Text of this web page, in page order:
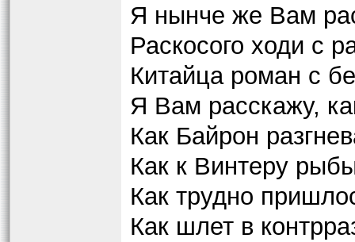
Я нынче же Вам
Раскосого ходи с
Китайца роман с
Я Вам расскажу,
Как Байрон
Как к Винтеру
Как трудно
Как шлет в